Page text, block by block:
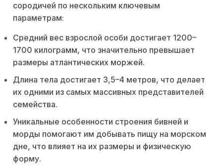
сородичей по нескольким ключевым
параметрам:
Средний вес взрослой особи достигает 1200–
1700 килограмм, что значительно превышает
размеры атлантических моржей.
Длина тела достигает 3,5–4 метров, что делает
их одними из самых массивных представителей
семейства.
Уникальные особенности строения бивней и
морды помогают им добывать пищу на морском
дне, что влияет на их размеры и физическую
форму.